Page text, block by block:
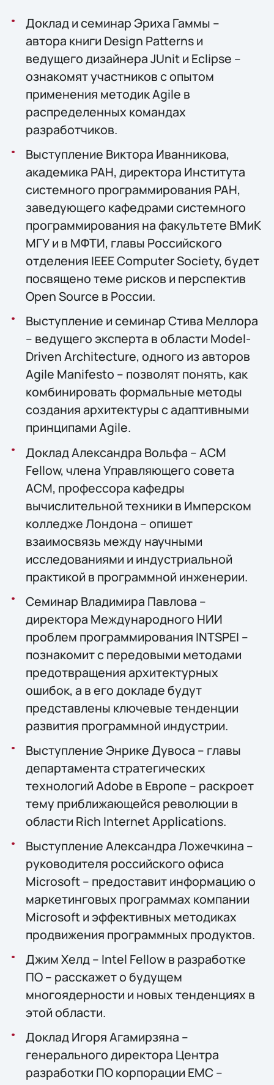
Доклад и семинар Эриха Гаммы –
автора книги Design Patterns и
ведущего дизайнера JUnit и Eclipse –
ознакомят участников с опытом
применения методик Agile в
распределенных командах
разработчиков.
Выступление Виктора Иванникова,
академика РАН, директора Института
системного программирования РАН,
заведующего кафедрами системного
программирования на факультете ВМиК
МГУ и в МФТИ, главы Российского
отделения IEEE Computer Society, будет
посвящено теме рисков и перспектив
Open Source в России.
Выступление и семинар Стива Меллора
– ведущего эксперта в области Model-
Driven Architecture, одного из авторов
Agile Manifesto – позволят понять, как
комбинировать формальные методы
создания архитектуры с адаптивными
принципами Agile.
Доклад Александра Вольфа – ACM
Fellow, члена Управляющего совета
АСМ, профессора кафедры
вычислительной техники в Имперском
колледже Лондона – опишет
взаимосвязь между научными
исследованиями и индустриальной
практикой в программной инженерии.
Семинар Владимира Павлова –
директора Международного НИИ
проблем программирования INTSPEI –
познакомит с передовыми методами
предотвращения архитектурных
ошибок, а в его докладе будут
представлены ключевые тенденции
развития программной индустрии.
Выступление Энрике Дувоса – главы
департамента стратегических
технологий Adobe в Европе – раскроет
тему приближающейся революции в
области Rich Internet Applications.
Выступление Александра Ложечкина –
руководителя российского офиса
Microsoft – предоставит информацию о
маркетинговых программах компании
Microsoft и эффективных методиках
продвижения программных продуктов.
Джим Хелд – Intel Fellow в разработке
ПО – расскажет о будущем
многоядерности и новых тенденциях в
этой области.
Доклад Игоря Агамирзяна –
генерального директора Центра
разработки ПО корпорации EMC –